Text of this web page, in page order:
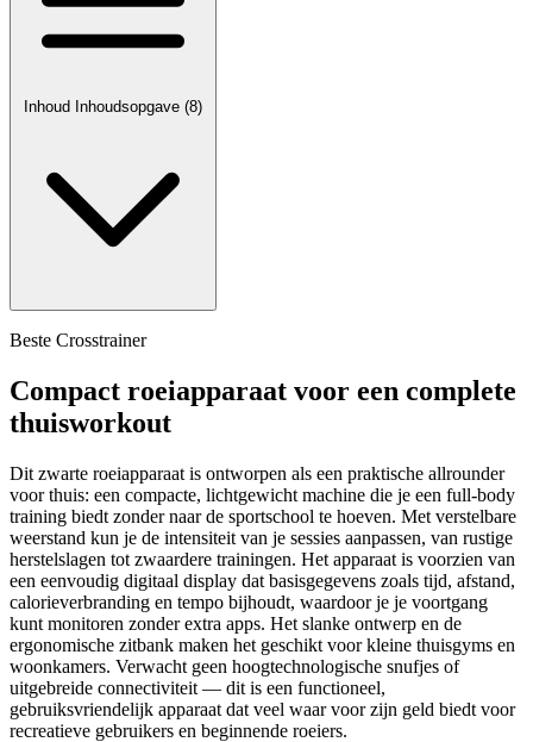
Inhoud Inhoudsopgave (8)
Beste Crosstrainer
Compact roeiapparaat voor een complete
thuisworkout
Dit zwarte roeiapparaat is ontworpen als een praktische allrounder
voor thuis: een compacte, lichtgewicht machine die je een full-body
training biedt zonder naar de sportschool te hoeven. Met verstelbare
weerstand kun je de intensiteit van je sessies aanpassen, van rustige
herstelslagen tot zwaardere trainingen. Het apparaat is voorzien van
een eenvoudig digitaal display dat basisgegevens zoals tijd, afstand,
calorieverbranding en tempo bijhoudt, waardoor je je voortgang
kunt monitoren zonder extra apps. Het slanke ontwerp en de
ergonomische zitbank maken het geschikt voor kleine thuisgyms en
woonkamers. Verwacht geen hoogtechnologische snufjes of
uitgebreide connectiviteit — dit is een functioneel,
gebruiksvriendelijk apparaat dat veel waar voor zijn geld biedt voor
recreatieve gebruikers en beginnende roeiers.